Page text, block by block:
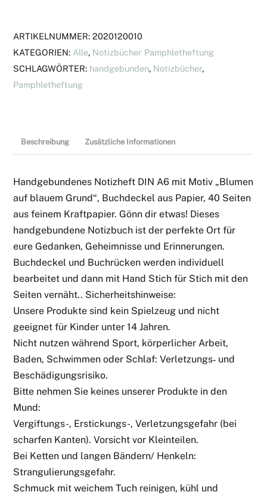
Grund"
Menge
ARTIKELNUMMER:2020120010
KATEGORIEN: Alle, Notizbücher Pamphletheftung
SCHLAGWÖRTER: handgebunden, Notizbücher,
Pamphletheftung
Beschreibung Zusätzliche Informationen
Handgebundenes Notizheft DIN A6 mit Motiv „Blumen
auf blauem Grund“, Buchdeckel aus Papier, 40 Seiten
aus feinem Kraftpapier. Gönn dir etwas! Dieses
handgebundene Notizbuch ist der perfekte Ort für
eure Gedanken, Geheimnisse und Erinnerungen.
Buchdeckel und Buchrücken werden individuell
bearbeitet und dann mit Hand Stich für Stich mit den
Seiten vernäht.. Sicherheitshinweise:
Unsere Produkte sind kein Spielzeug und nicht
geeignet für Kinder unter 14 Jahren.
Nicht nutzen während Sport, körperlicher Arbeit,
Baden, Schwimmen oder Schlaf: Verletzungs‑ und
Beschädigungsrisiko.
Bitte nehmen Sie keines unserer Produkte in den
Mund:
Vergiftungs-, Erstickungs-, Verletzungsgefahr (bei
scharfen Kanten). Vorsicht vor Kleinteilen.
Bei Ketten und langen Bändern/ Henkeln:
Strangulierungsgefahr.
Schmuck mit weichem Tuch reinigen, kühl und